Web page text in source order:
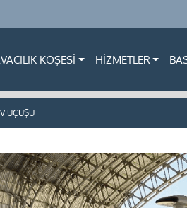
KÖŞESİ HİZMETLER
UÇUŞU